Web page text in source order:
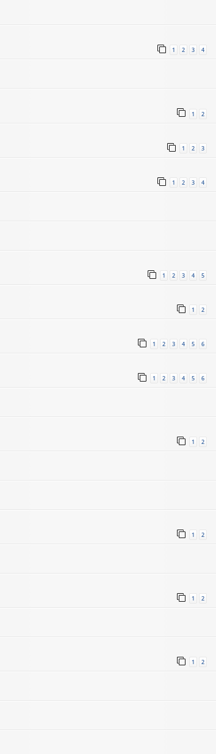
1 2 3 4
1 2
1 2 3
1 2 3 4
1 2 3 4 5
1 2
1 2 3 4 5 6
1 2 3 4 5 6
1 2
1 2
1 2
1 2